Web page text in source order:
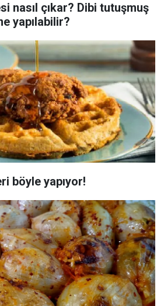
nasıl çıkar? Dibi tutuşmuş
yapılabilir?
böyle yapıyor!